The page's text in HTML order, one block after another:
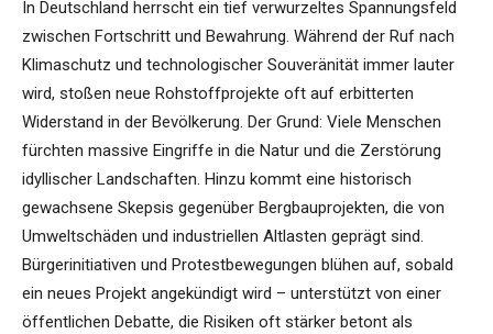
In Deutschland herrscht ein tief verwurzeltes Spannungsfeld
zwischen Fortschritt und Bewahrung. Während der Ruf nach
Klimaschutz und technologischer Souveränität immer lauter
wird, stoßen neue Rohstoffprojekte oft auf erbitterten
Widerstand in der Bevölkerung. Der Grund: Viele Menschen
fürchten massive Eingriffe in die Natur und die Zerstörung
idyllischer Landschaften. Hinzu kommt eine historisch
gewachsene Skepsis gegenüber Bergbauprojekten, die von
Umweltschäden und industriellen Altlasten geprägt sind.
Bürgerinitiativen und Protestbewegungen blühen auf, sobald
ein neues Projekt angekündigt wird – unterstützt von einer
öffentlichen Debatte, die Risiken oft stärker betont als